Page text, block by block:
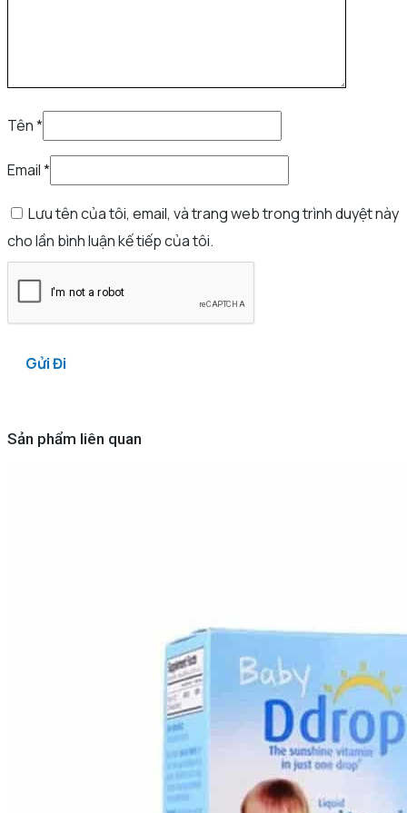
Tên*
Email*
Lưu tên của tôi, email, và trang web trong trình duyệt này
cho lần bình luận kế tiếp của tôi.
Sản phẩm liên quan